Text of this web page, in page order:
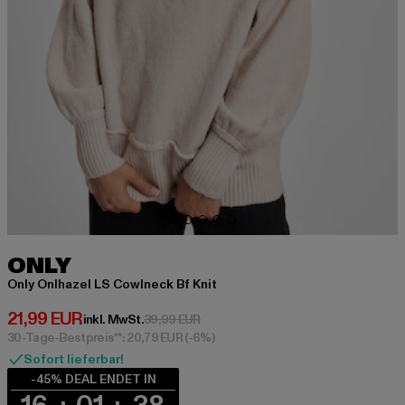
ONLY
Only Onlhazel LS Cowlneck Bf Knit
21,99 EUR
Derzeitiger Preis: 21,99 EUR
inkl. MwSt.39,99 EURAktionspreis: 39,99 EUR
30-Tage-Bestpreis**: 20,79 EUR(-6%)
Sofort lieferbar!
-45% DEAL ENDET IN